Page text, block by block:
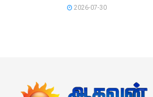
2026-07-30